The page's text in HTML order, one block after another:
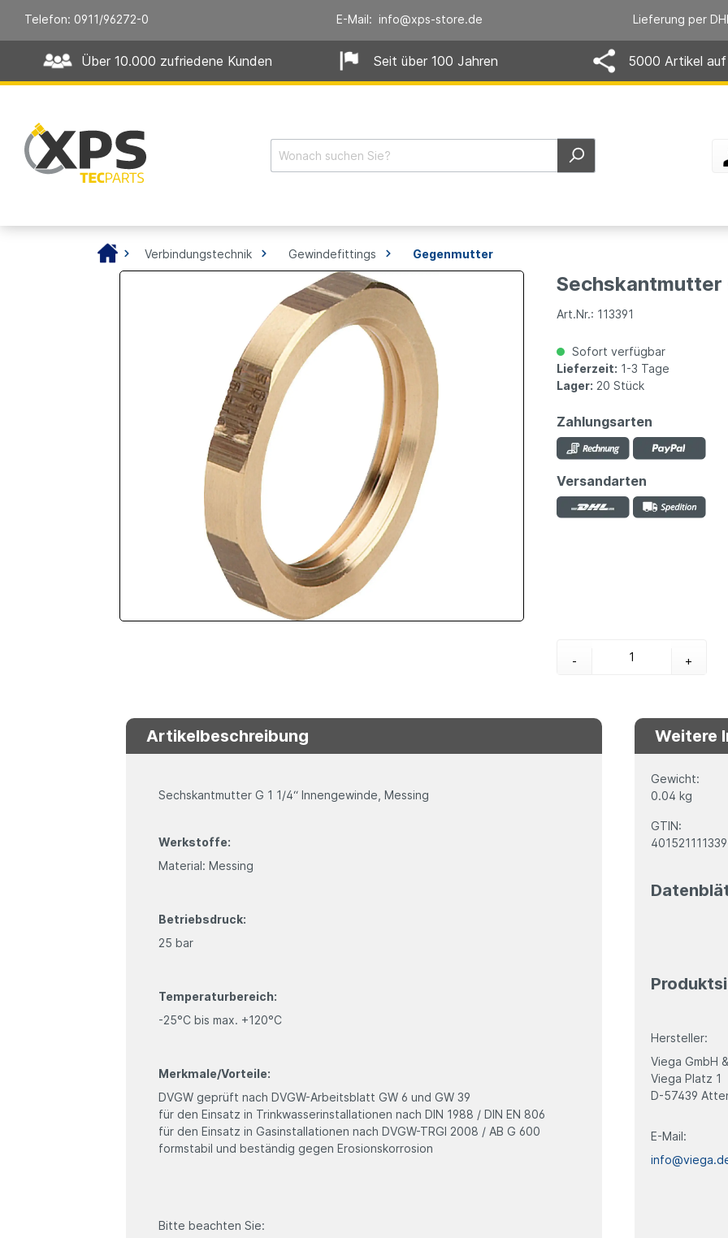
Telefon: 0911/96272-0 E-Mail: info@xps-store.de Lieferung per DHL
Über 10.000 zufriedene Kunden Seit über 100 Jahren 5000 Artikel auf
Verbindungstechnik Gewindefittings Gegenmutter
Sechskantmutter
Art.Nr.: 113391
Sofort verfügbar
Lieferzeit: 1-3 Tage
Lager: 20 Stück
Zahlungsarten
Versandarten
- +
Artikelbeschreibung
Sechskantmutter G 1 1/4“ Innengewinde, Messing
Werkstoffe:
Material: Messing
Betriebsdruck:
25 bar
Temperaturbereich:
-25°C bis max. +120°C
Merkmale/Vorteile:
DVGW geprüft nach DVGW-Arbeitsblatt GW 6 und GW 39
für den Einsatz in Trinkwasserinstallationen nach DIN 1988 / DIN EN 806
für den Einsatz in Gasinstallationen nach DVGW-TRGI 2008 / AB G 600
formstabil und beständig gegen Erosionskorrosion
Bitte beachten Sie:
Weitere
Gewicht:
0.04 kg
GTIN:
Hersteller:
Viega GmbH
Viega Platz 1
D-57439
E-Mail: